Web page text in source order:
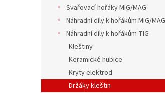
Svařovací hořáky MIG/MAG
Náhradní díly k hořákům MIG/MAG
Náhradní díly k hořákům TIG
Kleštiny
Keramické hubice
Kryty elektrod
Držáky kleštin